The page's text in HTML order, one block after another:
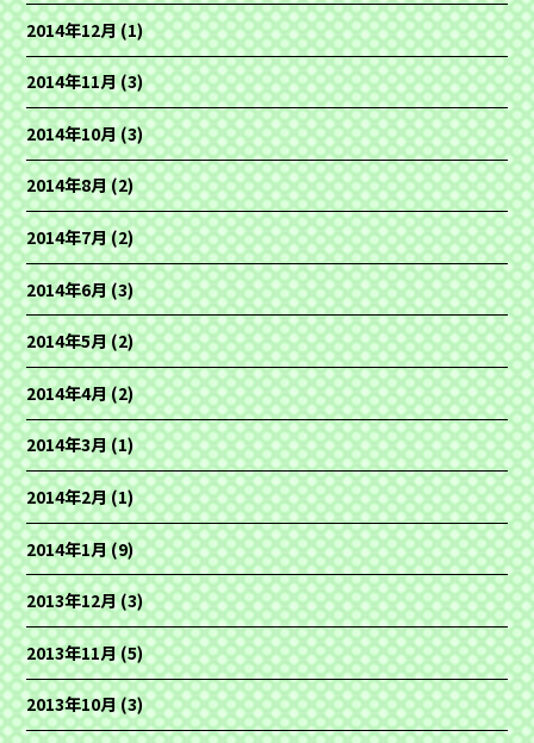
2014年12月(1)
2014年11月(3)
2014年10月(3)
2014年8月(2)
2014年7月(2)
2014年6月(3)
2014年5月(2)
2014年4月(2)
2014年3月(1)
2014年2月(1)
2014年1月(9)
2013年12月(3)
2013年11月(5)
2013年10月(3)